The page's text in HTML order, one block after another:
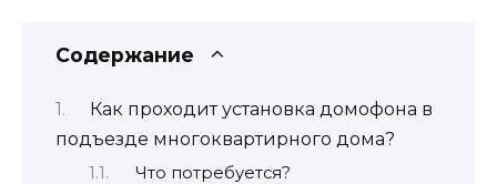
Содержание
Как проходит установка домофона в
подъезде многоквартирного дома?
Что потребуется?